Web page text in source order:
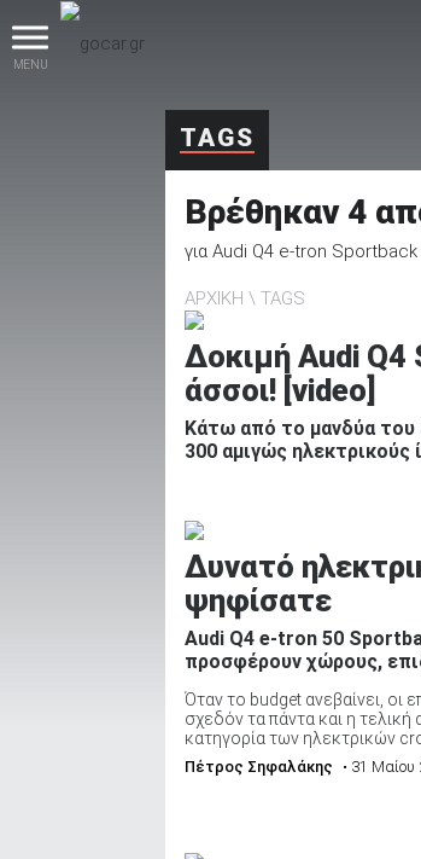
MENU
ΑΝΑΖΗΤΗΣΗ
Μεταχειρισμένα
TAGS
Βρέθηκαν 4
για Audi Q4 e-tron
ΑΡΧΙΚΗ TAGS
Δοκιμή Audi
άσσοι! [video]
Κάτω από το μανδύα του
300 αμιγώς
Δυνατό
ψηφίσατε
Audi Q4 e-tron 50
προσφέρουν χώρους,
Όταν το budget ανεβαίνει,
σχεδόν τα πάντα και η
κατηγορία των ηλεκτρικών
Πέτρος Σηφαλάκης • 31 Μαίου